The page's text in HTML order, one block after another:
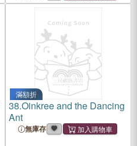
滿額折
38.Oinkree and the Dancing
Ant
無庫存